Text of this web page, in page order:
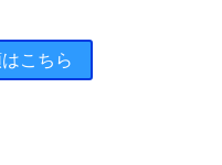
こちら